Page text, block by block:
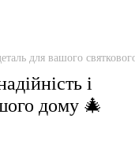
для вашого
і
дому 🎄